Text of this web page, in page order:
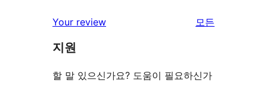
기
후
기
점
후
Your review 모든
지원
할 말 있으신가요? 도움이 필요하신가